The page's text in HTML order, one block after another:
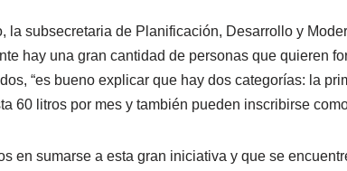
la subsecretaria de Planificación, Desarrollo y
hay una gran cantidad de personas que quieren
“es bueno explicar que hay dos categorías: la
60 litros por mes y también pueden inscribirse
en sumarse a esta gran iniciativa y que se